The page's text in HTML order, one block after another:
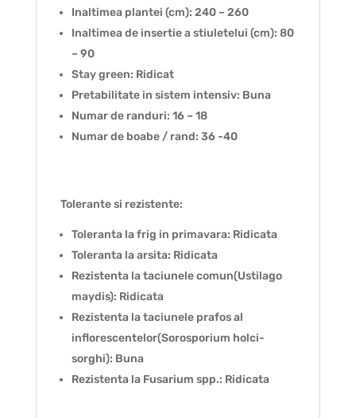
Inaltimea plantei (cm): 240 – 260
Inaltimea de insertie a stiuletelui (cm): 80
– 90
Stay green: Ridicat
Pretabilitate in sistem intensiv: Buna
Numar de randuri: 16 – 18
Numar de boabe / rand: 36 -40
Tolerante si rezistente:
Toleranta la frig in primavara: Ridicata
Toleranta la arsita: Ridicata
Rezistenta la taciunele comun(Ustilago
maydis): Ridicata
Rezistenta la taciunele prafos al
inflorescentelor(Sorosporium holci-
sorghi): Buna
Rezistenta la Fusarium spp.: Ridicata